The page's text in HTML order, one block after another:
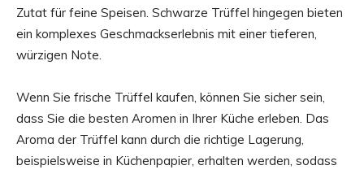
Zutat für feine Speisen. Schwarze Trüffel hingegen bieten
ein komplexes Geschmackserlebnis mit einer tieferen,
würzigen Note.
Wenn Sie frische Trüffel kaufen, können Sie sicher sein,
dass Sie die besten Aromen in Ihrer Küche erleben. Das
Aroma der Trüffel kann durch die richtige Lagerung,
beispielsweise in Küchenpapier, erhalten werden, sodass